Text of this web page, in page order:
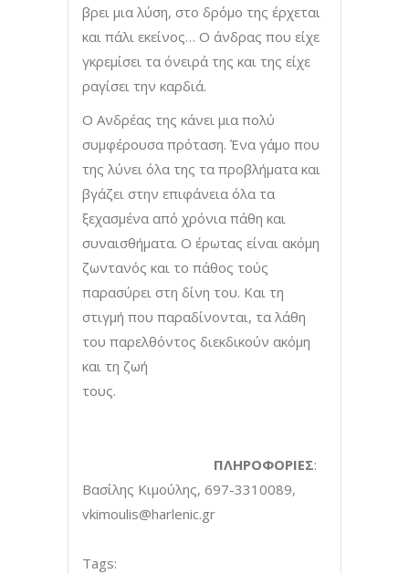
βρει μια λύση, στο δρόμο της έρχεται
και πάλι εκείνος… Ο άνδρας που είχε
γκρεμίσει τα όνειρά της και της είχε
ραγίσει την καρδιά.
Ο Ανδρέας της κάνει μια πολύ
συμφέρουσα πρόταση. Ένα γάμο που
της λύνει όλα της τα προβλήματα και
βγάζει στην επιφάνεια όλα τα
ξεχασμένα από χρόνια πάθη και
συναισθήματα. Ο έρωτας είναι ακόμη
ζωντανός και το πάθος τούς
παρασύρει στη δίνη του. Και τη
στιγμή που παραδίνονται, τα λάθη
του παρελθόντος διεκδικούν ακόμη
και τη ζωή
ΠΛΗΡΟΦΟΡΙΕΣ:
Βασίλης Κιμούλης, 697-3310089,
vkimoulis@harlenic.gr
Tags: